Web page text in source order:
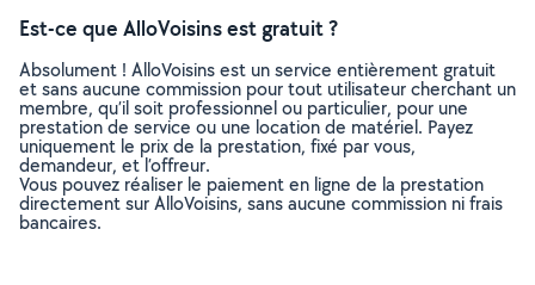
Est-ce que AlloVoisins est gratuit ?
Absolument ! AlloVoisins est un service entièrement gratuit
et sans aucune commission pour tout utilisateur cherchant un
membre, qu’il soit professionnel ou particulier, pour une
prestation de service ou une location de matériel. Payez
uniquement le prix de la prestation, fixé par vous,
demandeur, et l’offreur.
Vous pouvez réaliser le paiement en ligne de la prestation
directement sur AlloVoisins, sans aucune commission ni frais
bancaires.